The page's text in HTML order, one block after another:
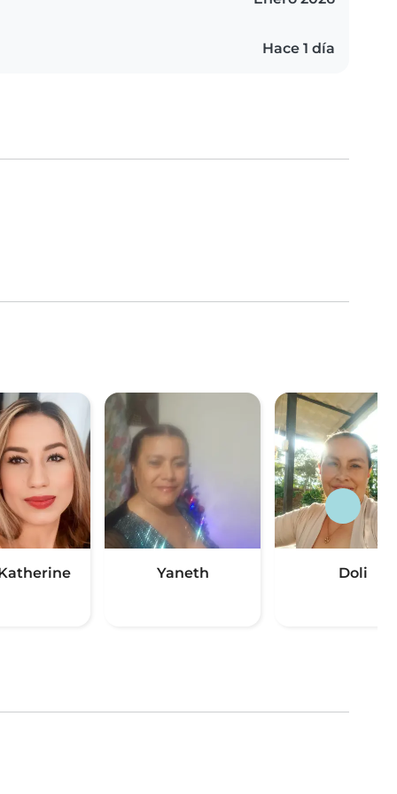
Hace 1 día
Yaneth
Doli